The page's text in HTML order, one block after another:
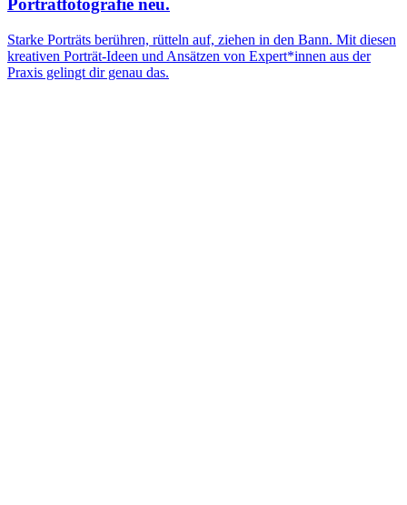
Porträtfotografie neu.
Starke Porträts berühren, rütteln auf, ziehen in den Bann. Mit diesen
kreativen Porträt-Ideen und Ansätzen von Expert*innen aus der
Praxis gelingt dir genau das.